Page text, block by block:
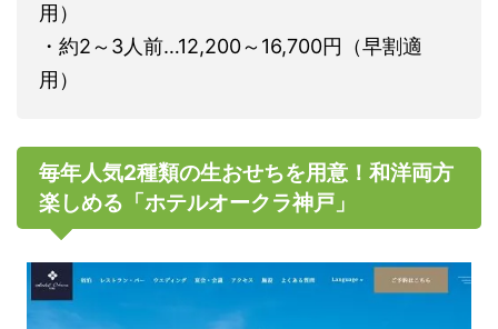
用）
・約2～3人前…12,200～16,700円（早割適
用）
毎年人気2種類の生おせちを用意！和洋両方
楽しめる「ホテルオークラ神戸」